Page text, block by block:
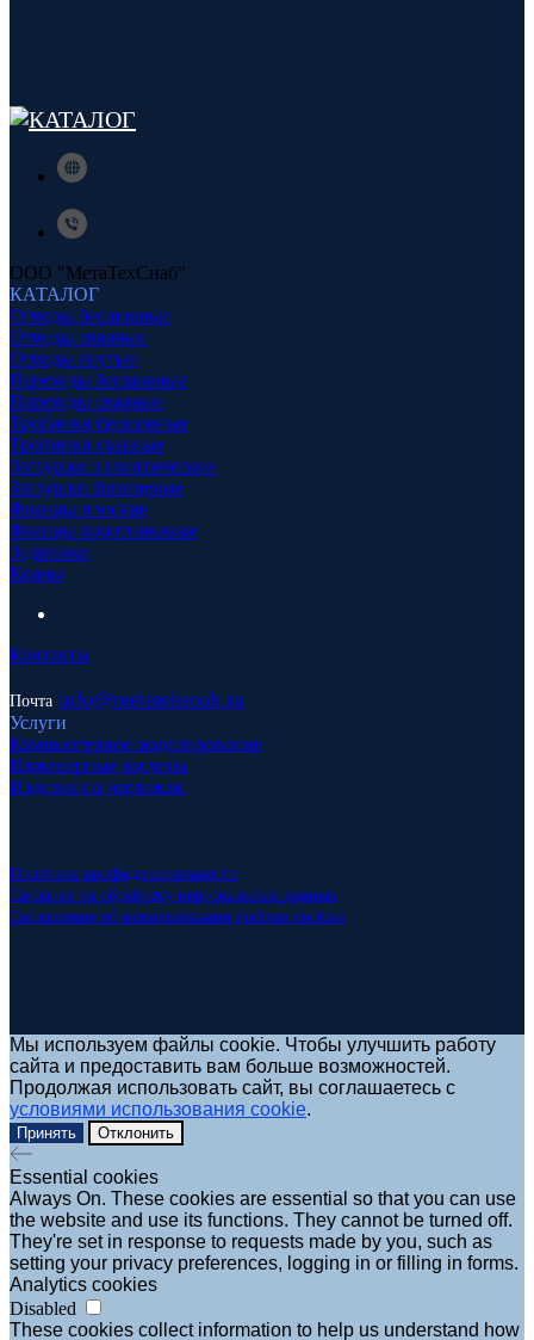
ООО "МетаТехСнаб"
КАТАЛОГ
Отводы бесшовные
Отводы сварные
Отводы гнутые
Переходы бесшовные
Переходы сварные
Тройники бесшовные
Тройники сварные
Заглушки эллиптические
Заглушки фланцевые
Фланцы плоские
Фланцы воротниковые
Задвижки
Краны
Контакты
Почта info@metatehsnab.ru
Услуги
Компьютерное моделирование
Инженерные расчеты
Изделия по чертежам
Политика конфиденциальности
Согласие на обработку персональных данных
Соглашение об использовании файлов cookies
Мы используем файлы cookie. Чтобы улучшить работу
сайта и предоставить вам больше возможностей.
Продолжая использовать сайт, вы соглашаетесь с
условиями использования cookie.
Принять Отклонить
Essential cookies
Always On. These cookies are essential so that you can use
the website and use its functions. They cannot be turned off.
They're set in response to requests made by you, such as
setting your privacy preferences, logging in or filling in forms.
Analytics cookies
Disabled
These cookies collect information to help us understand how